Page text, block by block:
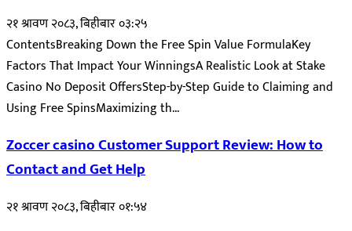
२१ श्रावण २०८३, बिहीबार ०३:२५
ContentsBreaking Down the Free Spin Value FormulaKey
Factors That Impact Your WinningsA Realistic Look at Stake
Casino No Deposit OffersStep-by-Step Guide to Claiming and
Using Free SpinsMaximizing th...
Zoccer casino Customer Support Review: How to
Contact and Get Help
२१ श्रावण २०८३, बिहीबार ०१:५४